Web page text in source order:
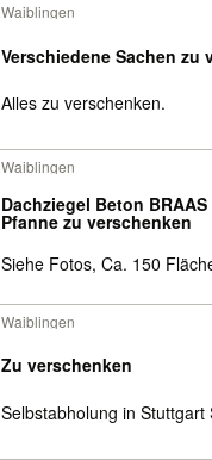
Waiblingen
Verschiedene Sachen zu
Alles zu verschenken.
Waiblingen
Dachziegel Beton
Pfanne zu verschenken
Siehe Fotos, Ca. 150
Waiblingen
Zu verschenken
Selbstabholung in Stuttgart